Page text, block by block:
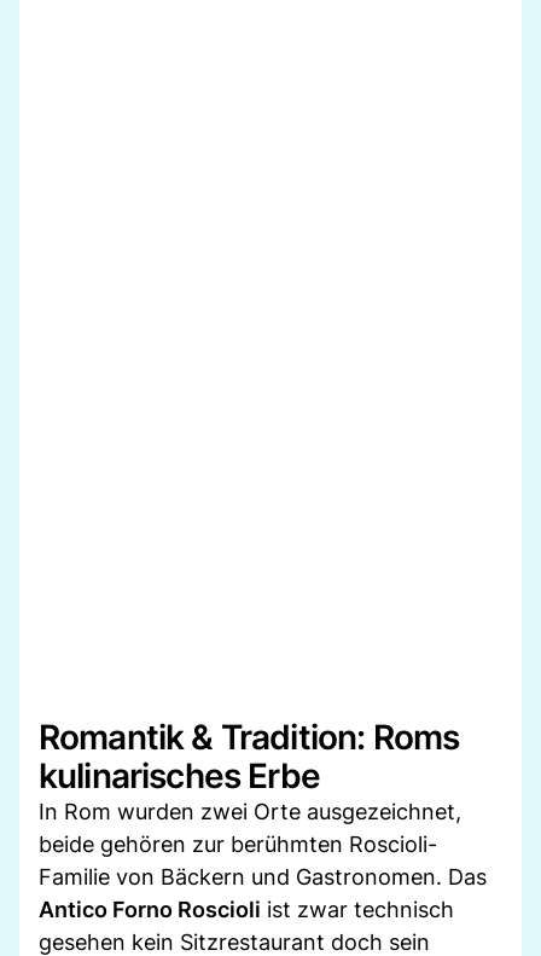
Romantik & Tradition: Roms
kulinarisches Erbe
In Rom wurden zwei Orte ausgezeichnet,
beide gehören zur berühmten Roscioli-
Familie von Bäckern und Gastronomen. Das
Antico Forno Roscioli ist zwar technisch
gesehen kein Sitzrestaurant doch sein